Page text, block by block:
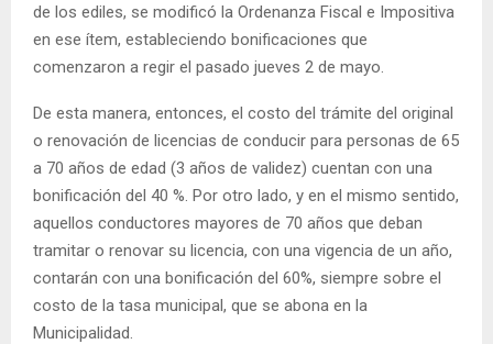
de los ediles, se modificó la Ordenanza Fiscal e Impositiva
en ese ítem, estableciendo bonificaciones que
comenzaron a regir el pasado jueves 2 de mayo.
De esta manera, entonces, el costo del trámite del original
o renovación de licencias de conducir para personas de 65
a 70 años de edad (3 años de validez) cuentan con una
bonificación del 40 %. Por otro lado, y en el mismo sentido,
aquellos conductores mayores de 70 años que deban
tramitar o renovar su licencia, con una vigencia de un año,
contarán con una bonificación del 60%, siempre sobre el
costo de la tasa municipal, que se abona en la
Municipalidad.